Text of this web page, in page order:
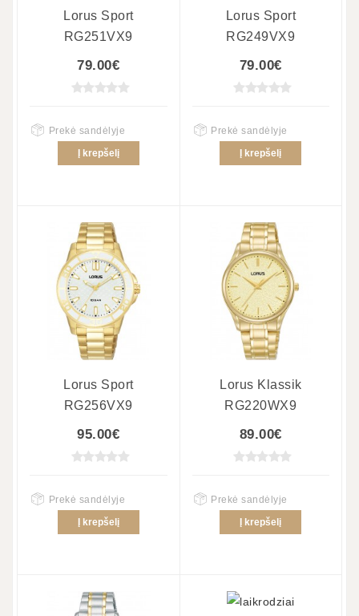
Lorus Sport
RG251VX9
79.00€
Prekė sandėlyje
Į krepšelį
Lorus Sport
RG249VX9
79.00€
Prekė sandėlyje
Į krepšelį
Lorus Sport
RG256VX9
95.00€
Prekė sandėlyje
Į krepšelį
Lorus Klassik
RG220WX9
89.00€
Prekė sandėlyje
Į krepšelį